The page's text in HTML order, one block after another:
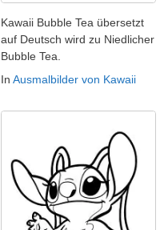
Kawaii Bubble Tea übersetzt
auf Deutsch wird zu Niedlicher
Bubble Tea.
In Ausmalbilder von Kawaii